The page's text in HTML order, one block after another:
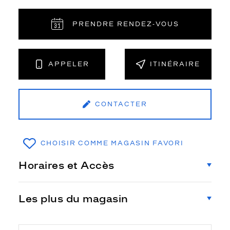
PRENDRE RENDEZ‑VOUS
APPELER ITINÉRAIRE
CONTACTER
CHOISIR COMME MAGASIN FAVORI
Horaires et Accès
Les plus du magasin